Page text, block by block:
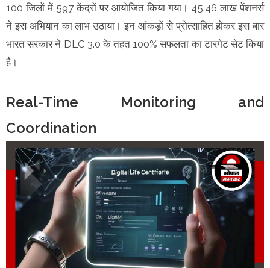
100 जिलों में 597 केंद्रों पर आयोजित किया गया। 45.46 लाख पेंशनर्स
ने इस अभियान का लाभ उठाया। इन आंकड़ों से प्रोत्साहित होकर इस बार
भारत सरकार ने DLC 3.0 के तहत 100% सफलता का टारगेट सेट किया
है।
Real-Time Monitoring and
Coordination